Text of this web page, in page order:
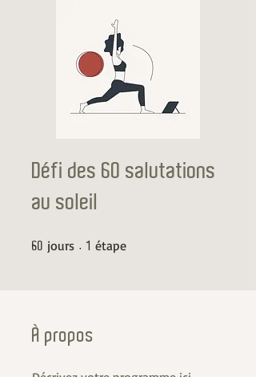
Défi des 60 salutations
au soleil
60 jours 60 jours
1 étape
À propos